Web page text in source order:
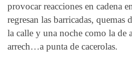
provocar reacciones en cadena
regresan las barricadas, quemas
la calle y una noche como la de
arrech…a punta de cacerolas.